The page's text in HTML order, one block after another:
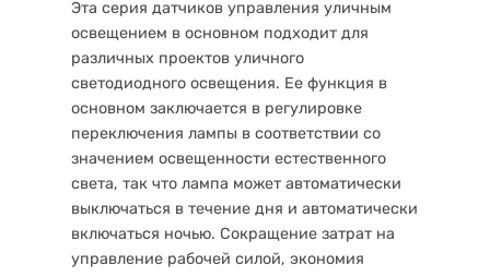
Эта серия датчиков управления уличным
освещением в основном подходит для
различных проектов уличного
светодиодного освещения. Ее функция в
основном заключается в регулировке
переключения лампы в соответствии со
значением освещенности естественного
света, так что лампа может автоматически
выключаться в течение дня и автоматически
включаться ночью. Сокращение затрат на
управление рабочей силой, экономия